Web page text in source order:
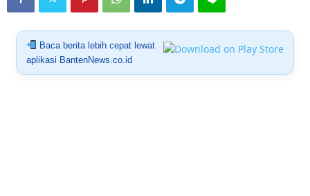
Baca berita lebih cepat lewat
aplikasi BantenNews.co.id